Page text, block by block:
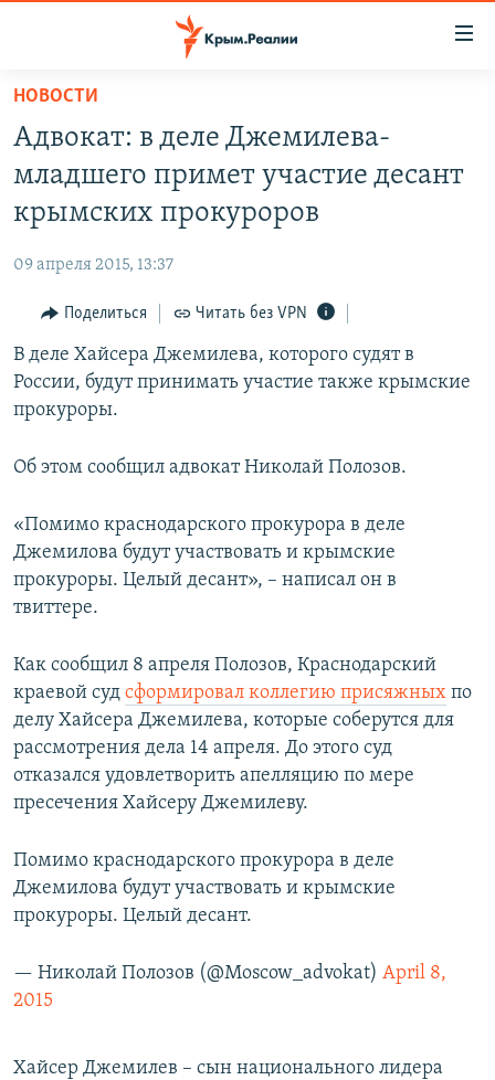
Вернуться
основному
содержанию
главной
навигации
Вернутся
поиску
СПЕЦПРОЕКТЫ
11 ЛЕТ ОККУПАЦИИ КРЫМА. 11 ИСТОРИЙ СОПРОТИВЛЕНИЯ
ЕЩЕ
ИНТЕРАКТИВ
ИНФОГРАФИКА
ТЕЛЕПРОЕКТ КРЫМ.РЕАЛИИ
ПРОПАВШИЕ БЕЗ ВЕСТИ
КРЫМ.НЕПОКОРЕННЫЙ
ELIFBE
РАДІО СВОБОДА
КАК ОБОЙТИ БЛОКИРОВКУ
Українською
Qırımtatar
ПРИСОЕДИНЯЙТЕСЬ!
Все сайты RFE/RL
НОВОСТИ
Адвокат: в деле Джемилева-
младшего примет участие десант
крымских прокуроров
09 апреля 2015, 13:37
Поделиться Читать без VPN
В деле Хайсера Джемилева, которого судят в
России, будут принимать участие также крымские
прокуроры.
Об этом сообщил адвокат Николай Полозов.
«Помимо краснодарского прокурора в деле
Джемилова будут участвовать и крымские
прокуроры. Целый десант», – написал он в
твиттере.
Как сообщил 8 апреля Полозов, Краснодарский
краевой суд сформировал коллегию присяжных по
делу Хайсера Джемилева, которые соберутся для
рассмотрения дела 14 апреля. До этого суд
отказался удовлетворить апелляцию по мере
пресечения Хайсеру Джемилеву.
Помимо краснодарского прокурора в деле
Джемилова будут участвовать и крымские
прокуроры. Целый десант.
— Николай Полозов (@Moscow_advokat) April 8,
2015
Хайсер Джемилев – сын национального лидера